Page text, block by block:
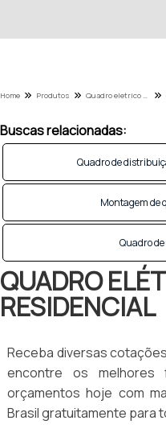
Home Produtos Quadro eletrico - Categoria
Buscas relacionadas:
Quadro de
Montagem de
Quadro
QUADRO
RESIDENCIAL
Receba diversas
encontre os melhores
orçamentos hoje com
Brasil gratuitamente para